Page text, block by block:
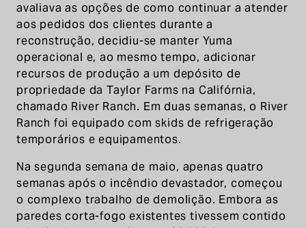
avaliava as opções de como continuar a atender
aos pedidos dos clientes durante a
reconstrução, decidiu-se manter Yuma
operacional e, ao mesmo tempo, adicionar
recursos de produção a um depósito de
propriedade da Taylor Farms na Califórnia,
chamado River Ranch. Em duas semanas, o River
Ranch foi equipado com skids de refrigeração
temporários e equipamentos.
Na segunda semana de maio, apenas quatro
semanas após o incêndio devastador, começou
o complexo trabalho de demolição. Embora as
paredes corta-fogo existentes tivessem contido